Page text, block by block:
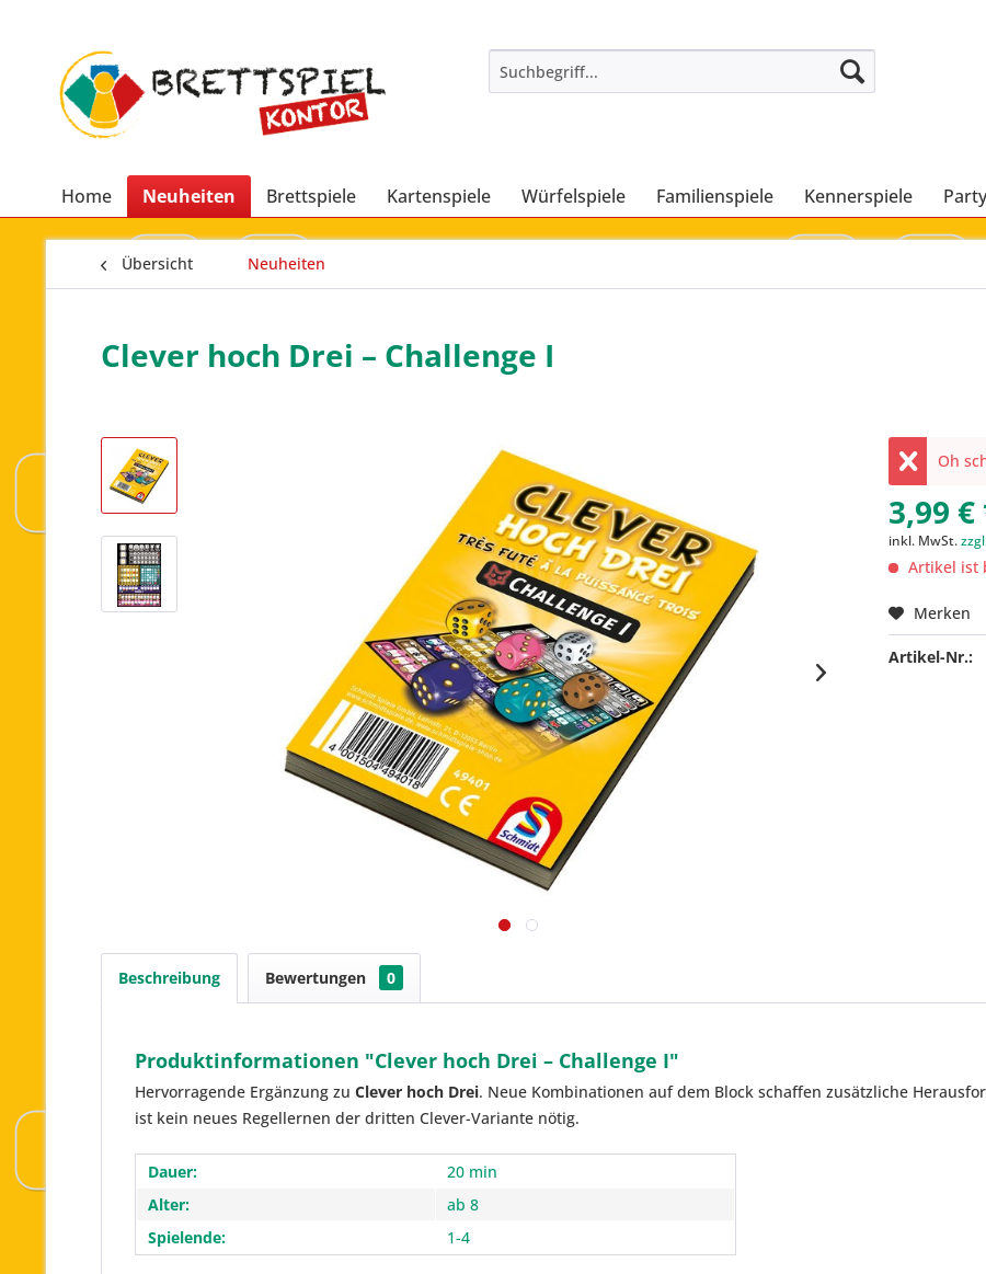
Home Neuheiten Brettspiele Kartenspiele Würfelspiele Familienspiele Kennerspiele
Übersicht Neuheiten
Clever hoch Drei – Challenge I
Oh
3,99 €
inkl. MwSt.
Artikel ist
Merken
Artikel-Nr.:
Beschreibung Bewertungen 0
Produktinformationen "Clever hoch Drei – Challenge I"
Hervorragende Ergänzung zu Clever hoch Drei. Neue Kombinationen auf dem Block schaffen zusätzliche
ist kein neues Regellernen der dritten Clever-Variante nötig.
Dauer:
20 min
Alter:
ab 8
Spielende:
1-4